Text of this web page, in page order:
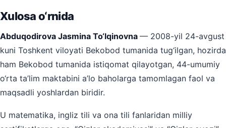
Xulosa o‘rnida
Abduqodirova Jasmina To‘lqinovna — 2008-yil 24-avgust
kuni Toshkent viloyati Bekobod tumanida tug‘ilgan, hozirda
ham Bekobod tumanida istiqomat qilayotgan, 44-umumiy
o‘rta ta’lim maktabini a’lo baholarga tamomlagan faol va
maqsadli yoshlardan biridir.
U matematika, ingliz tili va ona tili fanlaridan milliy